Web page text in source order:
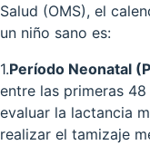
Salud (OMS), el
un niño sano es:
1.Período Neonatal
entre las primeras
evaluar la lactancia
realizar el tamizaje